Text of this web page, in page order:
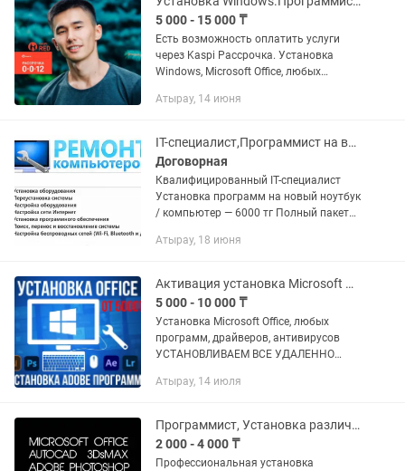
5 000 - 15 000 ₸
Есть возможность оплатить услуги
через Kaspi Рассрочка. Установка
Windows, Microsoft Office, любых
Возможна удаленная установка
Атырау, 14 июня
IT-специалист,Программист на выезд
Договорная
Квалифицированный IT-специалист
Установка программ на новый ноутбук
/ компьютер — 6000 тг Полный пакет
Установка Windows 10/11 • Установка
Атырау, 18 июня
Активация установка Microsoft Office, Adobe программ Атырау
5 000 - 10 000 ₸
Установка Microsoft Office, любых
программ, драйверов, антивирусов
УСТАНОВЛИВАЕМ ВСЕ УДАЛЕННО
Установка Microsoft Office. Лицензия
Атырау, 14 июля
Программист, Установка различных программ и игр, It услуги, Айтишник
2 000 - 4 000 ₸
Профессиональная установка